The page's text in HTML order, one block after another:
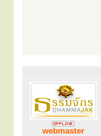
webmaster